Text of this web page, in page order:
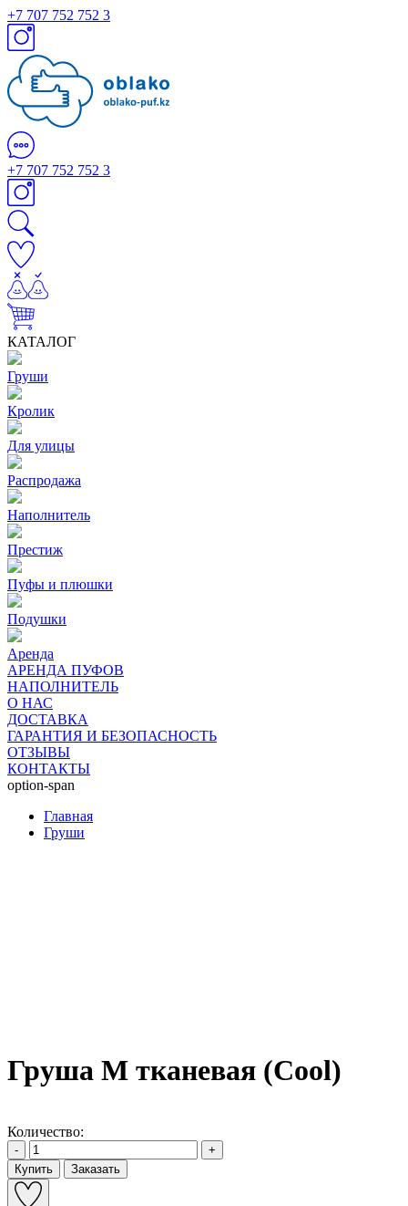
+7 707 752 752 3
+7 707 752 752 3
КАТАЛОГ
Груши
Кролик
Для улицы
Распродажа
Наполнитель
Престиж
Пуфы и плюшки
Подушки
Аренда
АРЕНДА ПУФОВ
НАПОЛНИТЕЛЬ
О НАС
ДОСТАВКА
ГАРАНТИЯ И БЕЗОПАСНОСТЬ
ОТЗЫВЫ
КОНТАКТЫ
option-span
Главная
Груши
Груша M тканевая (Cool)
Количество:
-
+
Купить
Заказать